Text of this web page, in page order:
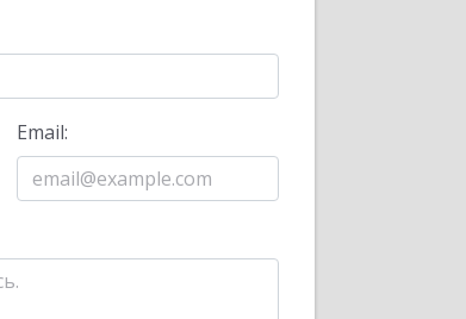
Email: